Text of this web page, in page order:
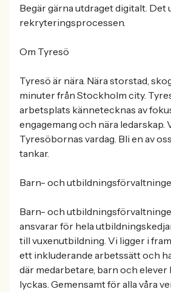
Begär gärna utdraget digitalt. Det
rekryteringsprocessen.
Om Tyresö
Tyresö är nära. Nära storstad,
minuter från Stockholm city.
arbetsplats kännetecknas av
engagemang och nära ledarskap.
Tyresöbornas vardag. Bli en av
tankar.
Barn- och
Barn- och
ansvarar för hela
till vuxenutbildning. Vi ligger i
ett inkluderande arbetssätt och
där medarbetare, barn och elever
lyckas. Gemensamt för alla våra